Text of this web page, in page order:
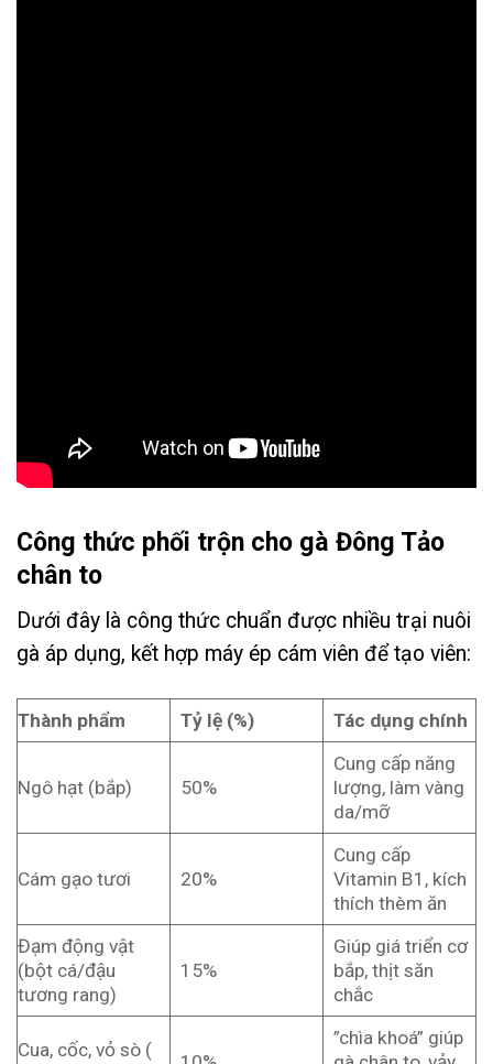
Công thức phối trộn cho gà Đông Tảo
chân to
Dưới đây là công thức chuẩn được nhiều trại nuôi
gà áp dụng, kết hợp máy ép cám viên để tạo viên:
Thành phẩm Tỷ lệ (%) Tác dụng chính
Ngô hạt (bắp) 50%
Cung cấp năng
lượng, làm vàng
da/mỡ
Cám gạo tươi 20%
Cung cấp
Vitamin B1, kích
thích thèm ăn
Đạm động vật
(bột cá/đậu
tương rang)
15%
Giúp giá triển cơ
bắp, thịt săn
chắc
Cua, cốc, vỏ sò (
”chìa khoá” giúp